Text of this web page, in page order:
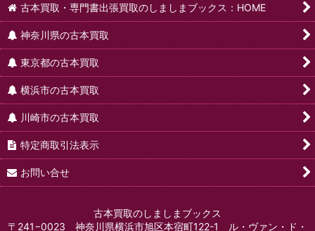
古本買取・専門書出張買取のしましまブックス：HOME
神奈川県の古本買取
東京都の古本買取
横浜市の古本買取
川崎市の古本買取
特定商取引法表示
お問い合せ
古本買取のしましまブックス
〒241−0023 神奈川県横浜市旭区本宿町122-1 ル・ヴァン・ド・